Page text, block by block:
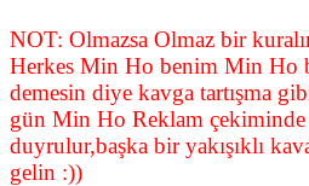
NOT: Olmazsa Olmaz bir
Herkes Min Ho benim Min Ho
demesin diye kavga tartışma
gün Min Ho Reklam çekiminde
duyrulur,başka bir yakışıklı
gelin :))